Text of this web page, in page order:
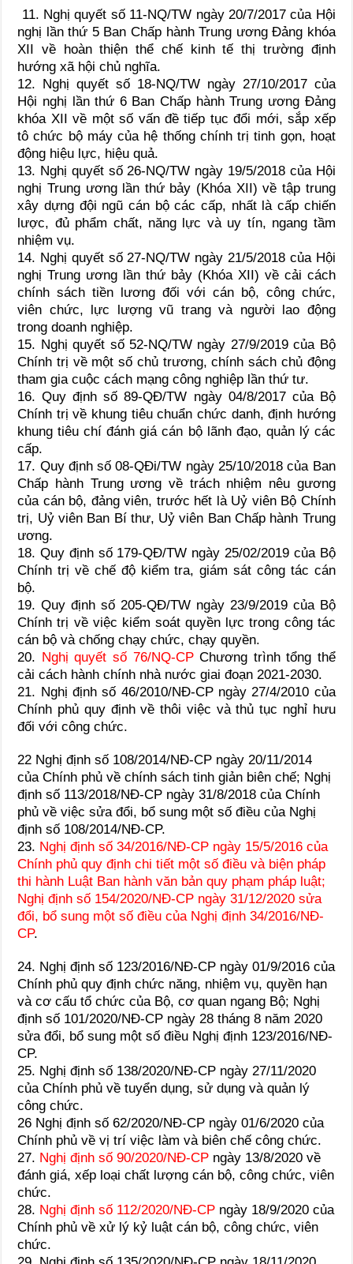
11. Nghị quyết số 11-NQ/TW ngày 20/7/2017 của Hội
nghị lần thứ 5 Ban Chấp hành Trung ương Đảng khóa
XII về hoàn thiện thể chế kinh tế thị trường định
hướng xã hội chủ nghĩa.
12. Nghị quyết số 18-NQ/TW ngày 27/10/2017 của
Hội nghị lần thứ 6 Ban Chấp hành Trung ương Đảng
khóa XII về một số vấn đề tiếp tục đổi mới, sắp xếp
tô chức bộ máy của hệ thống chính trị tinh gọn, hoạt
động hiệu lực, hiệu quả.
13. Nghị quyết số 26-NQ/TW ngày 19/5/2018 của Hội
nghị Trung ương lần thứ bảy (Khóa XII) về tập trung
xây dựng đội ngũ cán bộ các cấp, nhất là cấp chiến
lược, đủ phẩm chất, năng lực và uy tín, ngang tầm
nhiệm vụ.
14. Nghị quyết số 27-NQ/TW ngày 21/5/2018 của Hội
nghị Trung ương lần thứ bảy (Khóa XII) về cải cách
chính sách tiền lương đối với cán bộ, công chức,
viên chức, lực lượng vũ trang và người lao động
trong doanh nghiệp.
15. Nghị quyết số 52-NQ/TW ngày 27/9/2019 của Bộ
Chính trị về một số chủ trương, chính sách chủ động
tham gia cuộc cách mạng công nghiệp lần thứ tư.
16. Quy định số 89-QĐ/TW ngày 04/8/2017 của Bộ
Chính trị về khung tiêu chuẩn chức danh, định hướng
khung tiêu chí đánh giá cán bộ lãnh đạo, quản lý các
cấp.
17. Quy định số 08-QĐi/TW ngày 25/10/2018 của Ban
Chấp hành Trung ương về trách nhiệm nêu gương
của cán bộ, đảng viên, trước hết là Uỷ viên Bộ Chính
trị, Uỷ viên Ban Bí thư, Uỷ viên Ban Chấp hành Trung
ương.
18. Quy định số 179-QĐ/TW ngày 25/02/2019 của Bộ
Chính trị về chế độ kiểm tra, giám sát công tác cán
bộ.
19. Quy định số 205-QĐ/TW ngày 23/9/2019 của Bộ
Chính trị về việc kiểm soát quyền lực trong công tác
cán bộ và chống chạy chức, chạy quyền.
20. Nghị quyết số 76/NQ-CPChương trình tổng thể
cải cách hành chính nhà nước giai đoạn 2021-2030.
21. Nghị định số 46/2010/NĐ-CP ngày 27/4/2010 của
Chính phủ quy định về thôi việc và thủ tục nghỉ hưu
đối với công chức.
22 Nghị định số 108/2014/NĐ-CP ngày 20/11/2014
của Chính phủ về chính sách tinh giản biên chế; Nghị
định số 113/2018/NĐ-CP ngày 31/8/2018 của Chính
phủ về việc sửa đổi, bổ sung một số điều của Nghị
định số 108/2014/NĐ-CP.
23. Nghị định số 34/2016/NĐ-CP ngày 15/5/2016 của
Chính phủ quy định chi tiết một số điều và biện pháp
thi hành Luật Ban hành văn bản quy phạm pháp luật;
Nghị định số 154/2020/NĐ-CP ngày 31/12/2020 sửa
đổi, bổ sung một số điều của Nghị định 34/2016/NĐ-
CP.
24. Nghị định số 123/2016/NĐ-CP ngày 01/9/2016 của
Chính phủ quy định chức năng, nhiệm vụ, quyền hạn
và cơ cấu tổ chức của Bộ, cơ quan ngang Bộ; Nghị
định số 101/2020/NĐ-CP ngày 28 tháng 8 năm 2020
sửa đổi, bổ sung một số điều Nghị định 123/2016/NĐ-
CP.
25. Nghị định số 138/2020/NĐ-CP ngày 27/11/2020
của Chính phủ về tuyển dụng, sử dụng và quản lý
công chức.
26 Nghị định số 62/2020/NĐ-CP ngày 01/6/2020 của
Chính phủ về vị trí việc làm và biên chế công chức.
27. Nghị định số 90/2020/NĐ-CP ngày 13/8/2020 về
đánh giá, xếp loại chất lượng cán bộ, công chức, viên
chức.
28. Nghị định số 112/2020/NĐ-CP ngày 18/9/2020 của
Chính phủ về xử lý kỷ luật cán bộ, công chức, viên
chức.